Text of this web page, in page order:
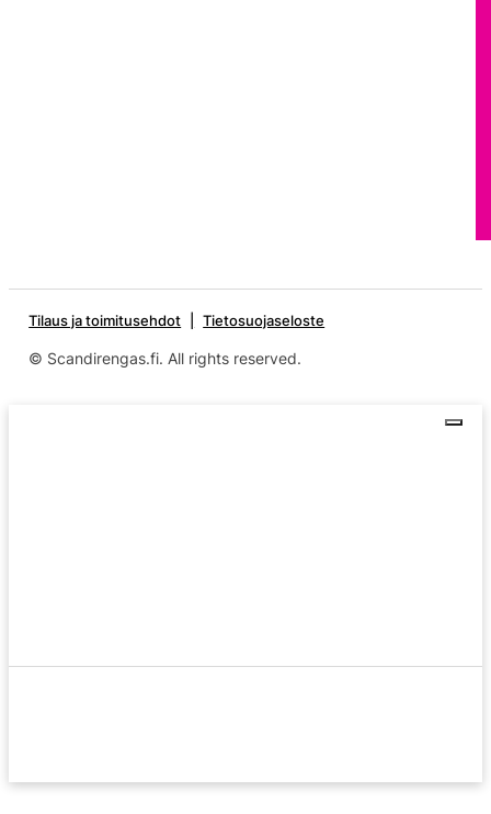
Tilaus ja toimitusehdot Tietosuojaseloste
© Scandirengas.fi. All rights reserved.